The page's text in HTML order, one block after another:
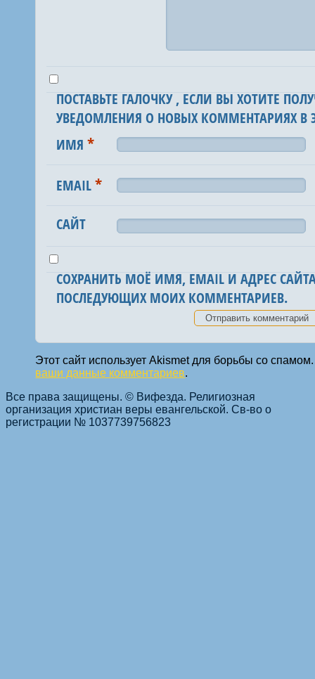
ПОСТАВЬТЕ ГАЛОЧКУ , ЕСЛИ ВЫ ХОТИТЕ
УВЕДОМЛЕНИЯ О НОВЫХ КОММЕНТАРИЯХ В
ИМЯ*
EMAIL*
САЙТ
СОХРАНИТЬ МОЁ ИМЯ, EMAIL И АДРЕС
ПОСЛЕДУЮЩИХ МОИХ КОММЕНТАРИЕВ.
Этот сайт использует Akismet для борьбы со
ваши данные комментариев.
Все права защищены. © Вифезда. Религиозная
организация христиан веры евангельской. Св-во о
регистрации № 1037739756823